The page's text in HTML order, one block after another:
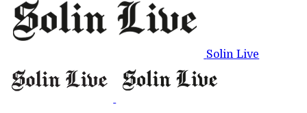
Solin Live